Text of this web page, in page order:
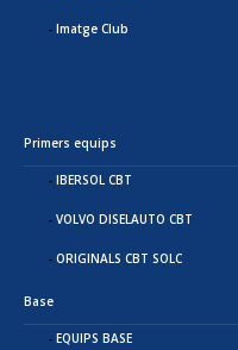
Imatge Club
Primers equips
IBERSOL CBT
VOLVO DISELAUTO CBT
ORIGINALS CBT SOLC
Base
EQUIPS BASE